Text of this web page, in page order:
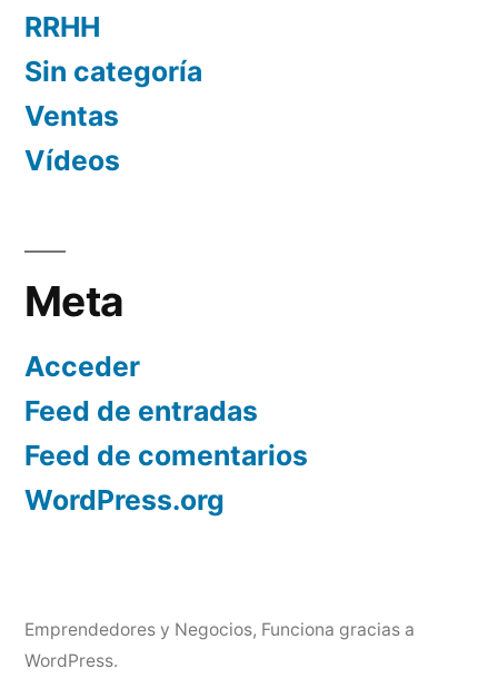
RRHH
Sin categoría
Ventas
Vídeos
Meta
Acceder
Feed de entradas
Feed de comentarios
WordPress.org
Emprendedores y Negocios, Funciona gracias a
WordPress.